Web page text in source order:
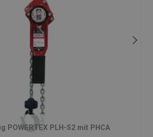
POWERTEX PLH-S2 mit PHCA